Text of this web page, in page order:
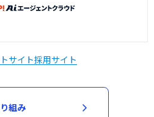
サイト採用サイト
組み